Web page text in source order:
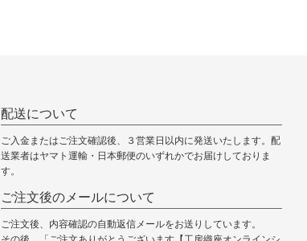
配送について
ご入金またはご注文確認後、３営業日以内に発送いたします。配
送業者はヤマト運輸・日本郵便のいずれかでお届けしておりま
す。
ご注文後のメールについて
ご注文後、内容確認の自動返信メールをお送りしています。